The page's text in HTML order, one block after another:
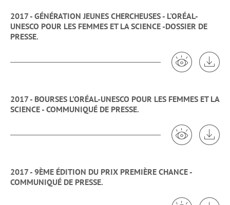
2017 - GÉNÉRATION JEUNES CHERCHEUSES - L'ORÉAL-
UNESCO POUR LES FEMMES ET LA SCIENCE -DOSSIER DE
PRESSE.
Voir 2017 -
2017 - BOURSES L’ORÉAL-UNESCO POUR LES FEMMES ET LA
SCIENCE - COMMUNIQUÉ DE PRESSE.
Voir 2017 -
2017 - 9ÈME ÉDITION DU PRIX PREMIÈRE CHANCE -
COMMUNIQUÉ DE PRESSE.
Voir 2017 -